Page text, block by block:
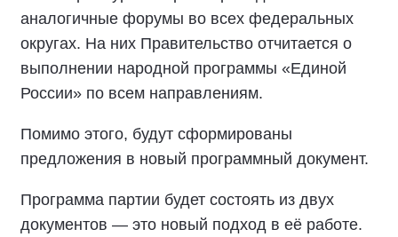
аналогичные форумы во всех федеральных
округах. На них Правительство отчитается о
выполнении народной программы «Единой
России» по всем направлениям.
Помимо этого, будут сформированы
предложения в новый программный документ.
Программа партии будет состоять из двух
документов — это новый подход в её работе.